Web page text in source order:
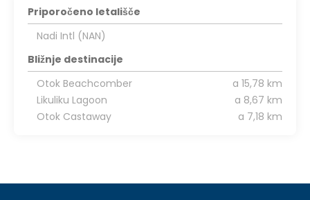
Priporočeno letališče
Nadi Intl (NAN)
Bližnje destinacije
Otok Beachcomber
a 15,78 km
Likuliku Lagoon
a 8,67 km
Otok Castaway
a 7,18 km